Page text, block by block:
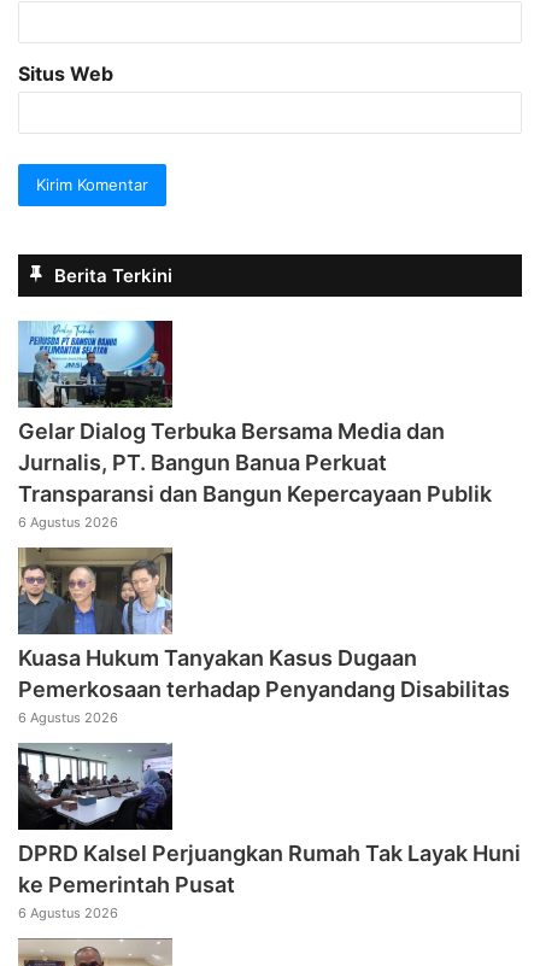
Situs Web
Berita Terkini
Gelar Dialog Terbuka Bersama Media dan
Jurnalis, PT. Bangun Banua Perkuat
Transparansi dan Bangun Kepercayaan Publik
6 Agustus 2026
Kuasa Hukum Tanyakan Kasus Dugaan
Pemerkosaan terhadap Penyandang Disabilitas
6 Agustus 2026
DPRD Kalsel Perjuangkan Rumah Tak Layak Huni
ke Pemerintah Pusat
6 Agustus 2026